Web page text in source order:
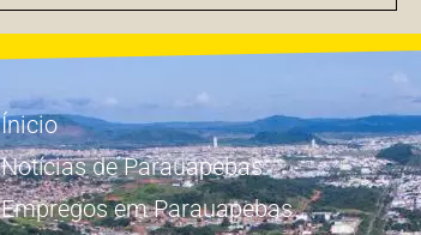
Ínicio
Notícias de Parauapebas
Empregos em Parauapebas